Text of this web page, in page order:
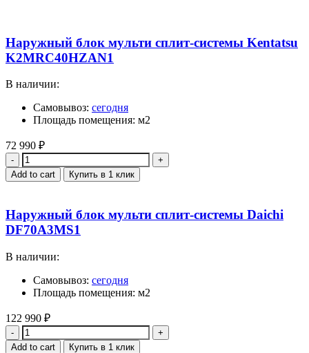
Наружный блок мульти сплит-системы Kentatsu
K2MRC40HZAN1
В наличии:
Самовывоз: сегодня
Площадь помещения: м2
72 990 ₽
Quantity
Add to cart Купить в 1 клик
Наружный блок мульти сплит-системы Daichi
DF70A3MS1
В наличии:
Самовывоз: сегодня
Площадь помещения: м2
122 990 ₽
Quantity
Add to cart Купить в 1 клик